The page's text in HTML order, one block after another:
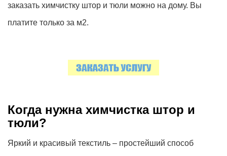
заказать химчистку штор и тюли можно на дому. Вы
платите только за м2.
Когда нужна химчистка штор и
тюли?
Яркий и красивый текстиль – простейший способ